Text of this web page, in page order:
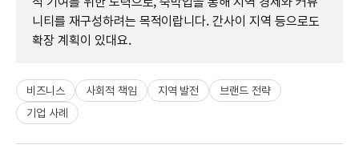
니티를 재구성하려는 목적이랍니다. 간사이 지역 등으로도
확장 계획이 있대요.
비즈니스 사회적 책임 지역 발전
브랜드 전략
기업 사례